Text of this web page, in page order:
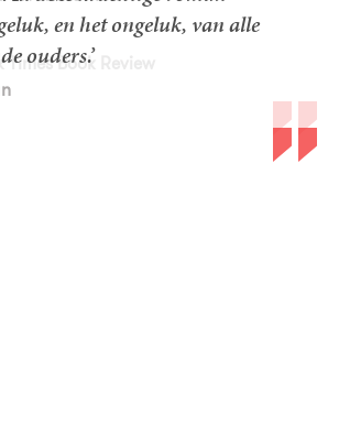
Book Review
en het ongeluk, van alle
ouders.’
Book Review